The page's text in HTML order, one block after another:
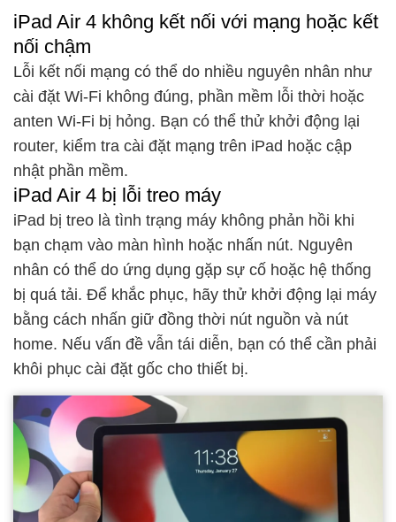
iPad Air 4 không kết nối với mạng hoặc kết
nối chậm
Lỗi kết nối mạng có thể do nhiều nguyên nhân như
cài đặt Wi-Fi không đúng, phần mềm lỗi thời hoặc
anten Wi-Fi bị hỏng. Bạn có thể thử khởi động lại
router, kiểm tra cài đặt mạng trên iPad hoặc cập
nhật phần mềm.
iPad Air 4 bị lỗi treo máy
iPad bị treo là tình trạng máy không phản hồi khi
bạn chạm vào màn hình hoặc nhấn nút. Nguyên
nhân có thể do ứng dụng gặp sự cố hoặc hệ thống
bị quá tải. Để khắc phục, hãy thử khởi động lại máy
bằng cách nhấn giữ đồng thời nút nguồn và nút
home. Nếu vấn đề vẫn tái diễn, bạn có thể cần phải
khôi phục cài đặt gốc cho thiết bị.